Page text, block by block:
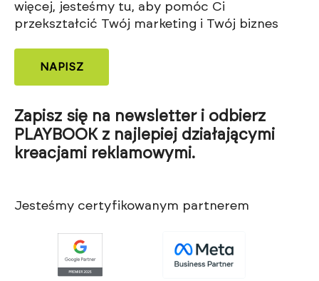
więcej, jesteśmy tu, aby pomóc Ci
przekształcić Twój marketing i Twój biznes
NAPISZ
Zapisz się na newsletter i odbierz
PLAYBOOK z najlepiej działającymi
kreacjami reklamowymi.
Jesteśmy certyfikowanym partnerem